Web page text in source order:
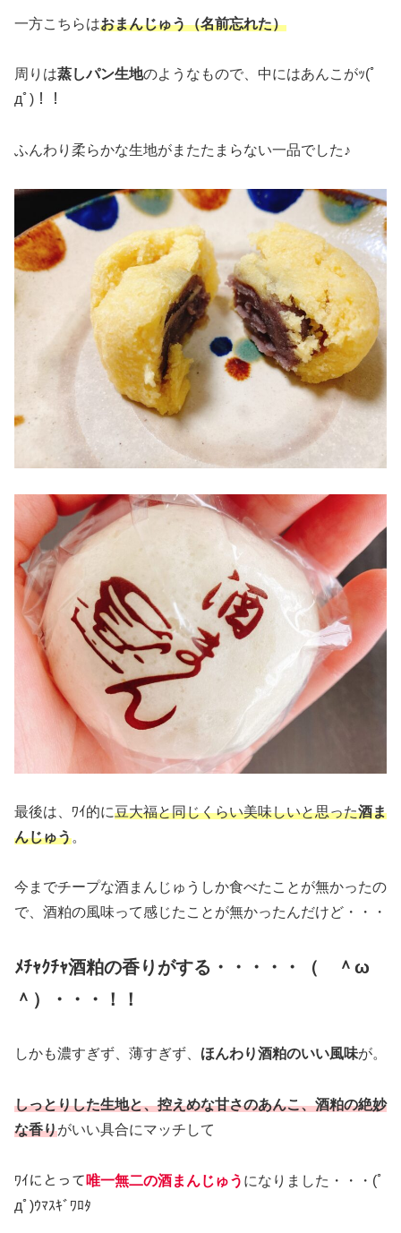
一方こちらはおまんじゅう（名前忘れた）
周りは蒸しパン生地のようなもので、中にはあんこがｯ(ﾟ
дﾟ)！！
ふんわり柔らかな生地がまたたまらない一品でした♪
最後は、ﾜｲ的に豆大福と同じくらい美味しいと思った酒ま
んじゅう。
今までチープな酒まんじゅうしか食べたことが無かったの
で、酒粕の風味って感じたことが無かったんだけど・・・
ﾒﾁｬｸﾁｬ酒粕の香りがする・・・・・（ ＾ω
＾）・・・！！
しかも濃すぎず、薄すぎず、 ほんわり酒粕のいい風味が。
しっとりした生地と、控えめな甘さのあんこ、酒粕の絶妙
な香りがいい具合にマッチして
ﾜｲにとって 唯一無二の酒まんじゅう になりました・・・(ﾟ
дﾟ)ｳﾏｽｷﾞﾜﾛﾀ